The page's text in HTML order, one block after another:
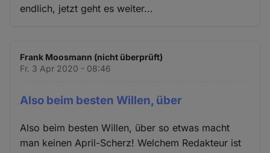
endlich, jetzt geht es weiter...
Frank Moosmann (nicht überprüft)
Fr. 3 Apr 2020 - 08:46
Also beim besten Willen, über
Also beim besten Willen, über so etwas macht
man keinen April-Scherz! Welchem Redakteur ist